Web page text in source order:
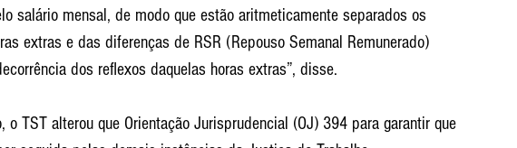
salário mensal, de modo que estão aritmeticamente separados os
extras e das diferenças de RSR (Repouso Semanal Remunerado)
dos reflexos daquelas horas extras”, disse.
o TST alterou que Orientação Jurisprudencial (OJ) 394 para garantir que